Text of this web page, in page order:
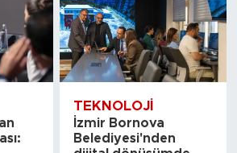
TEKNOLOJI
İzmir Bornova
Belediyesi'nden